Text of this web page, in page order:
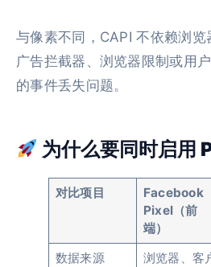
与像素不同，CAPI 不依赖浏
广告拦截器、浏览器限制或用
的事件丢失问题。
为什么要同时启用
对比项目
Facebook
Pixel（前
端）
数据来源
浏览器、客